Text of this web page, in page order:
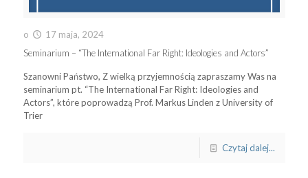
o
17 maja, 2024
Seminarium – “The International Far Right: Ideologies and Actors”
Szanowni Państwo, Z wielką przyjemnością zapraszamy Was na
seminarium pt. “The International Far Right: Ideologies and
Actors”, które poprowadzą Prof. Markus Linden z University of
Trier
Czytaj dalej...